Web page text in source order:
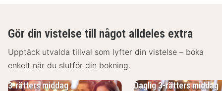
Gör din vistelse till något alldeles extra
Upptäck utvalda tillval som lyfter din vistelse – boka
enkelt när du slutför din bokning.
3-rätters middag Daglig 3-rätters middag